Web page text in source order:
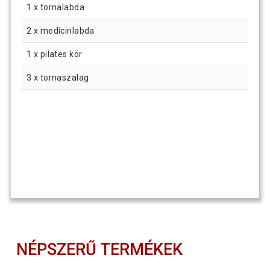
1 x tornalabda
2 x medicinlabda
1 x pilates kör
3 x tornaszalag
NÉPSZERŰ TERMÉKEK